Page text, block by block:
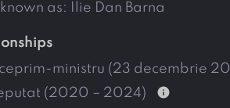
known as: Ilie Dan Barna
ministru (23 decembrie
(2020 – 2024)
info